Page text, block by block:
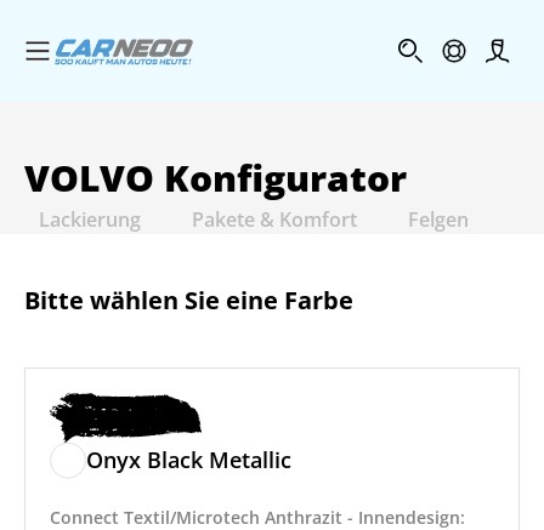
Menü öffnen
VOLVO Konfigurator
Lackierung Pakete & Komfort Felgen
Bitte wählen Sie eine Farbe
Onyx Black Metallic
Connect Textil/Microtech Anthrazit - Innendesign: